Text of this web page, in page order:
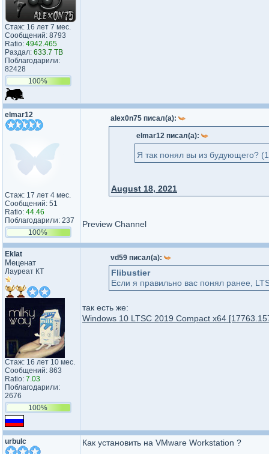
Стаж: 16 лет 7 мес.
Сообщений: 8793
Ratio: 4942.465
Раздал: 633.7 TB
Поблагодарили:
82428
100%
elmar12
Стаж: 17 лет 4 мес.
Сообщений: 51
Ratio: 44.46
Поблагодарили: 237
100%
alex0n75 писал(а):
elmar12 писал(а):
Я так понял вы из будующего?
August 18, 2021
Preview Channel
Eklat
Меценат
Лауреат КТ
Стаж: 16 лет 10 мес.
Сообщений: 863
Ratio: 7.03
Поблагодарили:
2676
100%
vd59 писал(а):
Flibustier
Если я правильно вас понял ранее,
так есть же:
Windows 10 LTSC 2019 Compact x64
urbulc Как установить на VMware Workstation ?